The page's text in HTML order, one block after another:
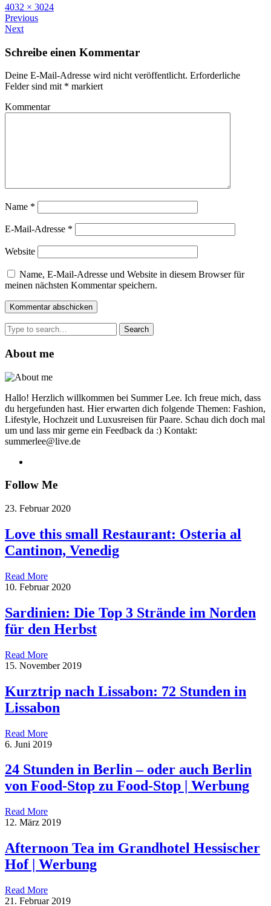
Full
size
4032 × 3024
Previous
Next
Schreibe einen Kommentar
Deine E-Mail-Adresse wird nicht veröffentlicht. Erforderliche
Felder sind mit * markiert
Kommentar
Name *
E-Mail-Adresse *
Website
Name, E-Mail-Adresse und Website in diesem Browser für
meinen nächsten Kommentar speichern.
Search
for:
About me
Hallo! Herzlich willkommen bei Summer Lee. Ich freue mich, dass
du hergefunden hast. Hier erwarten dich folgende Themen: Fashion,
Lifestyle, Hochzeit und Luxusreisen für Paare. Schau dich doch mal
um und lass mir gerne ein Feedback da :) Kontakt:
summerlee@live.de
Follow Me
23. Februar 2020
Love this small Restaurant: Osteria al
Cantinon, Venedig
Read More
10. Februar 2020
Sardinien: Die Top 3 Strände im Norden
für den Herbst
Read More
15. November 2019
Kurztrip nach Lissabon: 72 Stunden in
Lissabon
Read More
6. Juni 2019
24 Stunden in Berlin – oder auch Berlin
von Food-Stop zu Food-Stop | Werbung
Read More
12. März 2019
Afternoon Tea im Grandhotel Hessischer
Hof | Werbung
Read More
21. Februar 2019